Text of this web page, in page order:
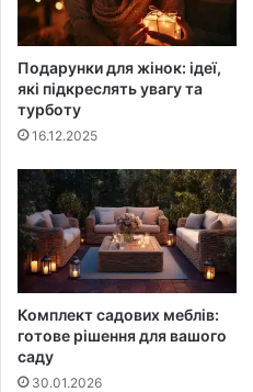
Подарунки для жінок: ідеї,
які підкреслять увагу та
турботу
16.12.2025
Комплект садових меблів:
готове рішення для вашого
саду
30.01.2026